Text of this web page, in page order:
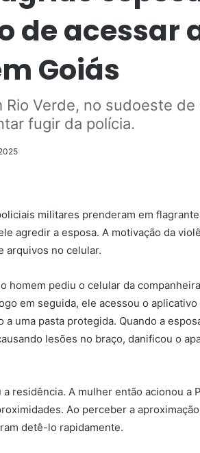
de acessar
Goiás
Rio Verde, no sudoeste
fugir da polícia.
militares prenderam em
agredir a esposa. A motivação da
arquivos no celular.
homem pediu o celular da
em seguida, ele acessou o
a uma pasta protegida. Quando a
lesões no braço, danificou o
residência. A mulher então acionou a
Ao perceber a
detê-lo rapidamente.